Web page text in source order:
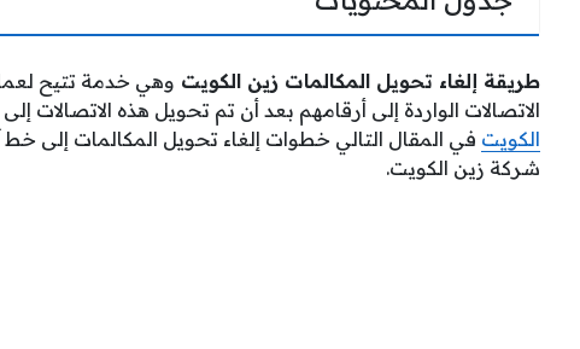
طريقة إلغاء تحويل المكالمات زين الكويت وهي خدمة تتيح
الاتصالات الواردة إلى أرقامهم بعد أن تم تحويل هذه
الكويت في المقال التالي خطوات إلغاء تحويل المكالمات إلى
شركة زين الكويت.